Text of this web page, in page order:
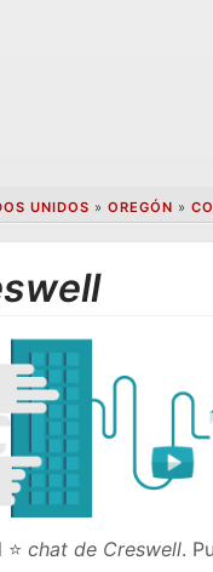
UNIDOS » OREGÓN »
⭐chat de Creswell.